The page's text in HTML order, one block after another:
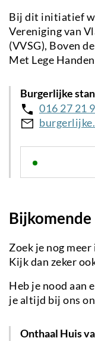
Bij dit initiatief
Vereniging van
(VVSG), Boven
Met Lege
Burgerlijke
016 27 21
Zoek je nog
Kijk dan zeker
Heb je nood aan
je altijd bij ons
Onthaal Huis